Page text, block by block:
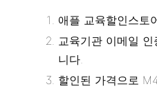
애플 교육할인스토
교육기관 이메일
니다.
할인된 가격으로